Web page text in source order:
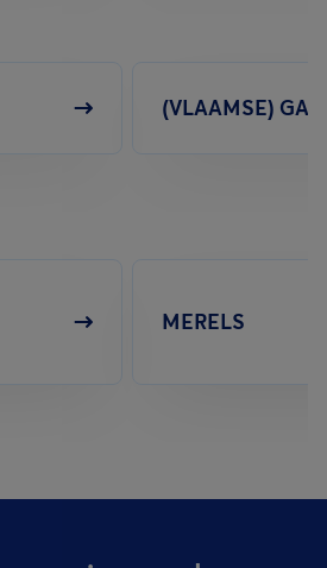
(VLAAMSE)
MERELS